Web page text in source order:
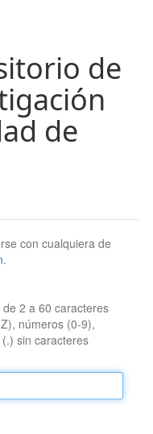
de
de
con cualquiera de
.
2 a 60 caracteres
números (0-9),
sin caracteres